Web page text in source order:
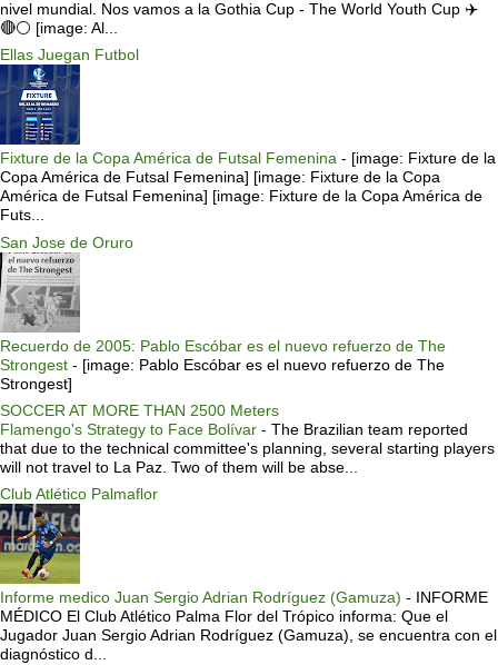
nivel mundial. Nos vamos a la Gothia Cup - The World Youth Cup ✈️
🔴⚪️ [image: Al...
Ellas Juegan Futbol
Fixture de la Copa América de Futsal Femenina - [image: Fixture de la
Copa América de Futsal Femenina] [image: Fixture de la Copa
América de Futsal Femenina] [image: Fixture de la Copa América de
Futs...
San Jose de Oruro
Recuerdo de 2005: Pablo Escóbar es el nuevo refuerzo de The
Strongest - [image: Pablo Escóbar es el nuevo refuerzo de The
Strongest]
SOCCER AT MORE THAN 2500 Meters
Flamengo's Strategy to Face Bolívar - The Brazilian team reported
that due to the technical committee's planning, several starting players
will not travel to La Paz. Two of them will be abse...
Club Atlético Palmaflor
Informe medico Juan Sergio Adrian Rodríguez (Gamuza) - INFORME
MÉDICO El Club Atlético Palma Flor del Trópico informa: Que el
Jugador Juan Sergio Adrian Rodríguez (Gamuza), se encuentra con el
diagnóstico d...